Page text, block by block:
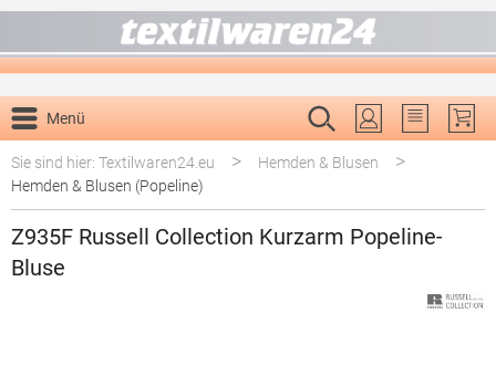
Menü
Du hast 0
Sie sind hier: Textilwaren24.eu
> Hemden & Blusen >
Hemden & Blusen (Popeline)
Z935F Russell Collection Kurzarm Popeline-
Bluse